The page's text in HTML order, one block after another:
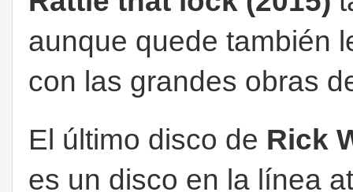
aunque quede también
con las grandes obras
El último disco de Rick
es un disco en la línea